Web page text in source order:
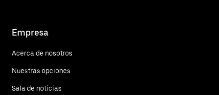
Empresa
Acerca de nosotros
Nuestras opciones
Sala de noticias